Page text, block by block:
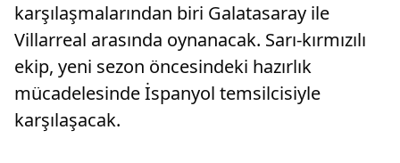
karşılaşmalarından biri Galatasaray ile
Villarreal arasında oynanacak. Sarı-kırmızılı
ekip, yeni sezon öncesindeki hazırlık
mücadelesinde İspanyol temsilcisiyle
karşılaşacak.